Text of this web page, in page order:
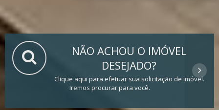
NÃO ACHOU O IMÓVEL
DESEJADO?
Clique aqui para efetuar sua solicitação de imóvel.
Iremos procurar para você.